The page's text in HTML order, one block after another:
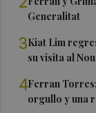
Generalitat
3Kiat Lim
su visita al
4Ferran
orgullo y una